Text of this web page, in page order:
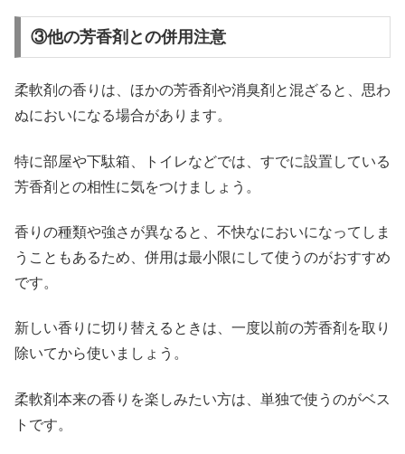
③他の芳香剤との併用注意
柔軟剤の香りは、ほかの芳香剤や消臭剤と混ざると、思わ
ぬにおいになる場合があります。
特に部屋や下駄箱、トイレなどでは、すでに設置している
芳香剤との相性に気をつけましょう。
香りの種類や強さが異なると、不快なにおいになってしま
うこともあるため、併用は最小限にして使うのがおすすめ
です。
新しい香りに切り替えるときは、一度以前の芳香剤を取り
除いてから使いましょう。
柔軟剤本来の香りを楽しみたい方は、単独で使うのがベス
トです。